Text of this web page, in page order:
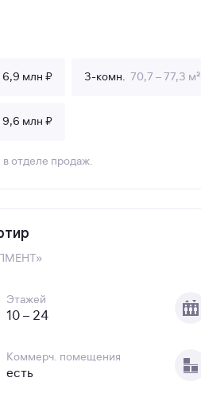
6,9 млн ₽ 3-комн. 70,7 – 77,3 м²
9,6 млн ₽
в отделе продаж.
Этажей
10 – 24
Коммерч. помещения
есть